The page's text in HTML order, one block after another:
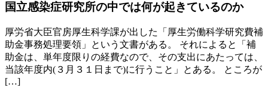
国立感染症研究所の中では何が起きているのか
厚労省大臣官房厚生科学課が出した「厚生労働科学研究費補
助金事務処理要領」という文書がある。 それによると「補
助金は、単年度限りの経費なので、その支出にあたっては、
当該年度内(３月３１日まで)に行うこと」とある。 ところが
[…]